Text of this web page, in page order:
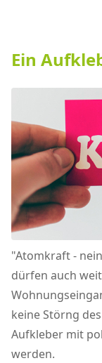
Ein
"Atomkraft -
dürfen auch
keine Störng
Aufkleber mit
werden.